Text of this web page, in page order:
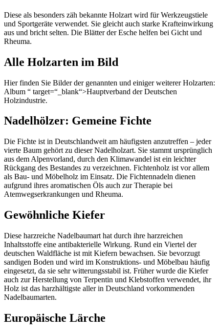
Diese als besonders zäh bekannte Holzart wird für Werkzeugstiele
und Sportgeräte verwendet. Sie gleicht auch starke Krafteinwirkung
aus und bricht selten. Die Blätter der Esche helfen bei Gicht und
Rheuma.
Alle Holzarten im Bild
Hier finden Sie Bilder der genannten und einiger weiterer Holzarten:
Album “ target=“_blank“>Hauptverband der Deutschen
Holzindustrie.
Nadelhölzer: Gemeine Fichte
Die Fichte ist in Deutschlandweit am häufigsten anzutreffen – jeder
vierte Baum gehört zu dieser Nadelholzart. Sie stammt ursprünglich
aus dem Alpenvorland, durch den Klimawandel ist ein leichter
Rückgang des Bestandes zu verzeichnen. Fichtenholz ist vor allem
als Bau- und Möbelholz im Einsatz. Die Fichtennadeln dienen
aufgrund ihres aromatischen Öls auch zur Therapie bei
Atemwegserkrankungen und Rheuma.
Gewöhnliche Kiefer
Diese harzreiche Nadelbaumart hat durch ihre harzreichen
Inhaltsstoffe eine antibakterielle Wirkung. Rund ein Viertel der
deutschen Waldfläche ist mit Kiefern bewachsen. Sie bevorzugt
sandigen Boden und wird im Konstruktions- und Möbelbau häufig
eingesetzt, da sie sehr witterungsstabil ist. Früher wurde die Kiefer
auch zur Herstellung von Terpentin und Klebstoffen verwendet, ihr
Holz ist das harzhältigste aller in Deutschland vorkommenden
Nadelbaumarten.
Europäische Lärche